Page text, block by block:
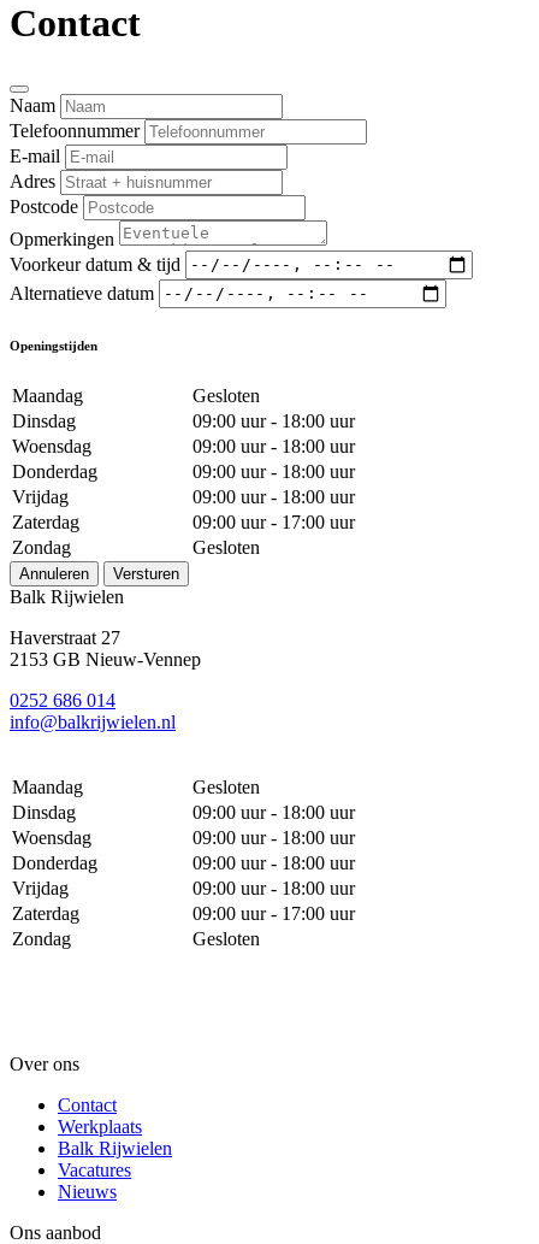
Contact
Naam
Telefoonnummer
E-mail
Adres
Postcode
Opmerkingen
Voorkeur datum & tijd
Alternatieve datum
Openingstijden
Maandag
Gesloten
Dinsdag
09:00 uur - 18:00 uur
Woensdag
09:00 uur - 18:00 uur
Donderdag
09:00 uur - 18:00 uur
Vrijdag
09:00 uur - 18:00 uur
Zaterdag
09:00 uur - 17:00 uur
Zondag
Gesloten
Annuleren Versturen
Balk Rijwielen
Haverstraat 27
2153 GB Nieuw-Vennep
0252 686 014
info@balkrijwielen.nl
Maandag
Gesloten
Dinsdag
09:00 uur - 18:00 uur
Woensdag
09:00 uur - 18:00 uur
Donderdag
09:00 uur - 18:00 uur
Vrijdag
09:00 uur - 18:00 uur
Zaterdag
09:00 uur - 17:00 uur
Zondag
Gesloten
Over ons
Contact
Werkplaats
Balk Rijwielen
Vacatures
Nieuws
Ons aanbod